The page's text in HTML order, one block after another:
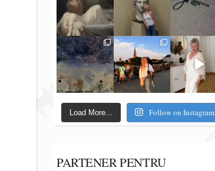
Load More... Follow on Instagram
PARTENER PENTRU